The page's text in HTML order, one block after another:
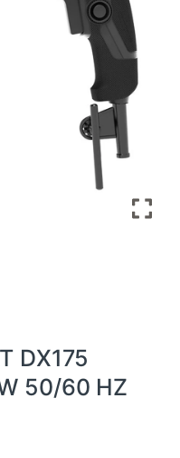
DX175
50/60 HZ